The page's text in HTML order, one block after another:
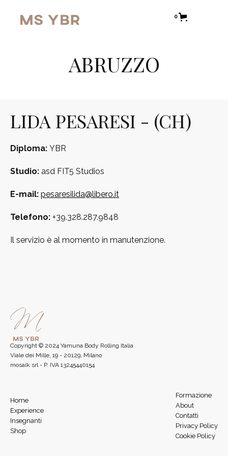
0
ABRUZZO
LIDA PESARESI - (CH)
Diploma: YBR
Studio: asd FIT5 Studios
E-mail: pesaresilida@libero.it
Telefono: +39.328.287.9848
Il servizio è al momento in manutenzione.
Copyright © 2024 Yamuna Body Rolling Italia
Viale dei Mille, 19 - 20129, Milano
mosaík srl - P. IVA 13245440154
Home
Experience
Insegnanti
Shop
Formazione
About
Contatti
Privacy Policy
Cookie Policy